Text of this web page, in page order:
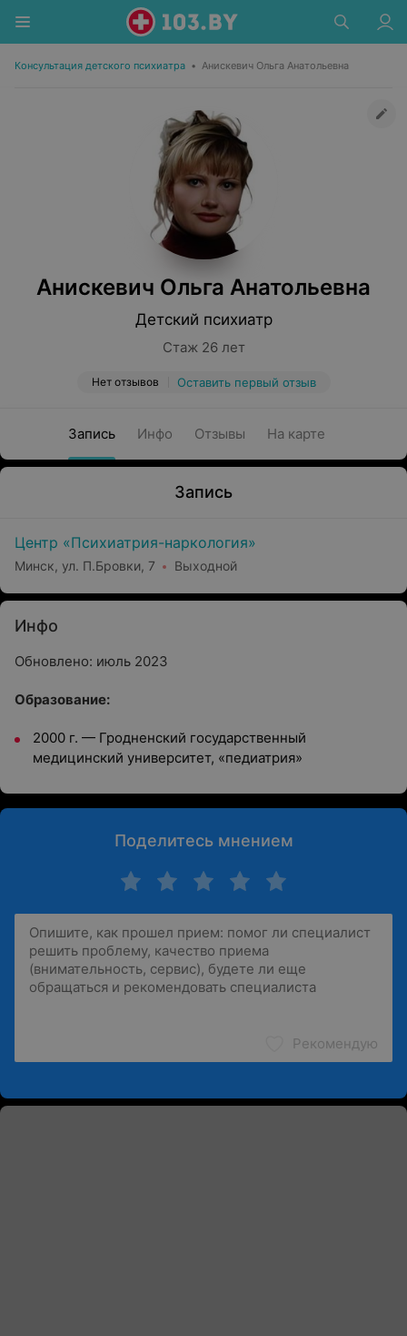
Консультация детского психиатра • Анискевич Ольга Анатольевна
Анискевич Ольга Анатольевна
Детский психиатр
Стаж 26 лет
Нет отзывов Оставить первый отзыв
Запись Инфо Отзывы На карте
Запись
Центр «Психиатрия-наркология»
Минск, ул. П.Бровки, 7 Выходной
Инфо
Обновлено: июль 2023
Образование:
2000 г. — Гродненский государственный
медицинский университет, «педиатрия»
Поделитесь мнением
Рекомендую